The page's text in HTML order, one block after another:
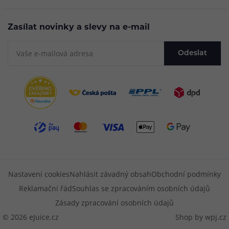
Zasílat novinky a slevy na e-mail
Odeslat
© 2026 eJuice.cz
Nastavení cookiesNahlásit závadný obsahObchodní podmínky
Reklamační řádSouhlas se zpracováním osobních údajů
Zásady zpracování osobních údajů
Shop by wpj.cz